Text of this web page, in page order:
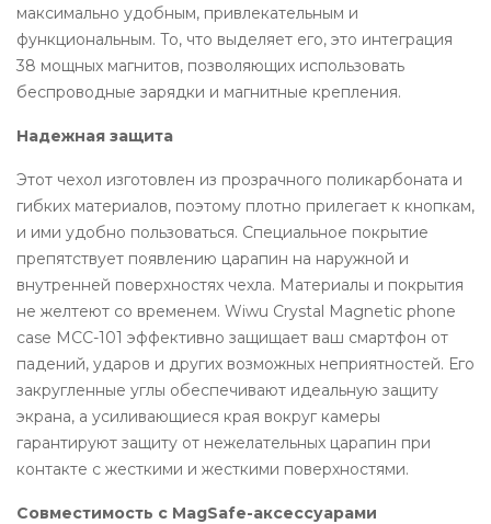
максимально удобным, привлекательным и
функциональным. То, что выделяет его, это интеграция
38 мощных магнитов, позволяющих использовать
беспроводные зарядки и магнитные крепления.
Надежная защита
Этот чехол изготовлен из прозрачного поликарбоната и
гибких материалов, поэтому плотно прилегает к кнопкам,
и ими удобно пользоваться. Специальное покрытие
препятствует появлению царапин на наружной и
внутренней поверхностях чехла. Материалы и покрытия
не желтеют со временем. Wiwu Crystal Magnetic phone
case MCC-101 эффективно защищает ваш смартфон от
падений, ударов и других возможных неприятностей. Его
закругленные углы обеспечивают идеальную защиту
экрана, а усиливающиеся края вокруг камеры
гарантируют защиту от нежелательных царапин при
контакте с жесткими и жесткими поверхностями.
Совместимость с MagSafe-аксессуарами